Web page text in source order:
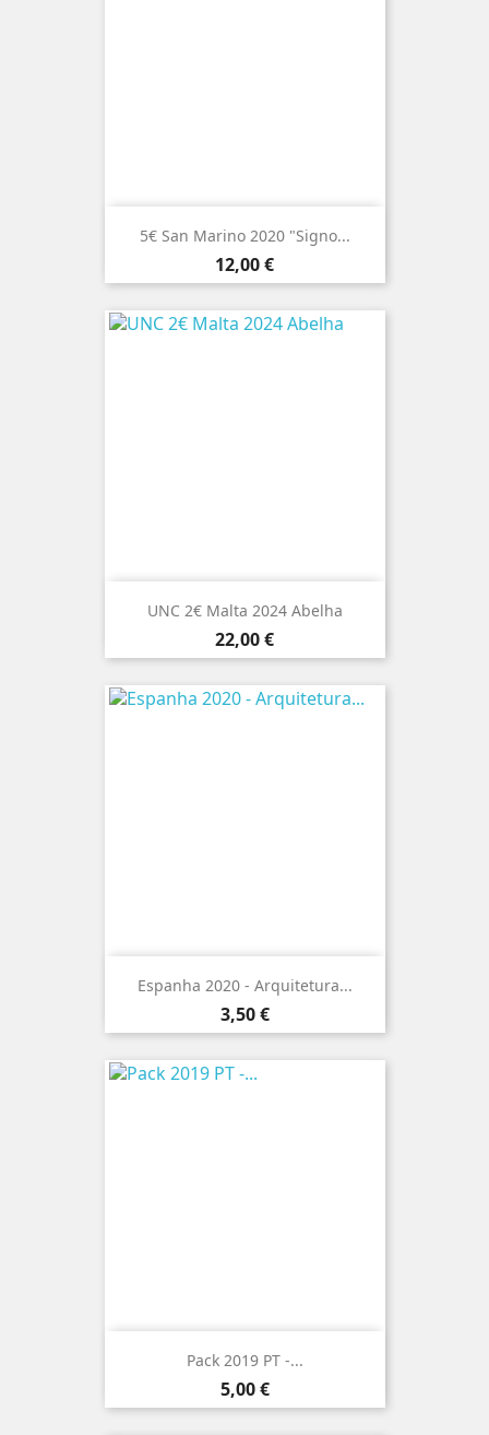
5€ San Marino 2020 "Signo...
Preço
12,00 €
UNC 2€ Malta 2024 Abelha
Preço
22,00 €
Espanha 2020 - Arquitetura...
Preço
3,50 €
Pack 2019 PT -...
Preço
5,00 €